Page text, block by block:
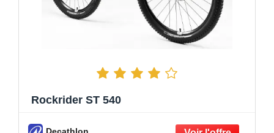
Rockrider ST 540